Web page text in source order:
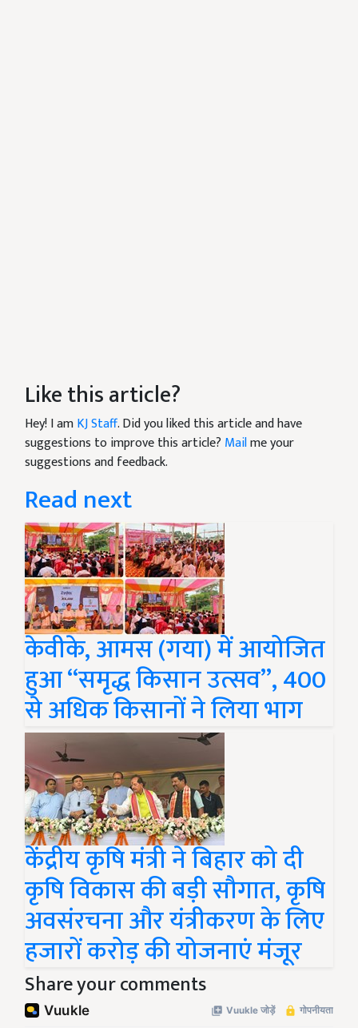
Like this article?
Hey! I amKJ Staff. Did you liked this article and have
suggestions to improve this article? Mailme your
suggestions and feedback.
Read next
केवीके, आमस (गया) में आयोजित
हुआ “समृद्ध किसान उत्सव”, 400
से अधिक किसानों ने लिया भाग
केंद्रीय कृषि मंत्री ने बिहार को दी
कृषि विकास की बड़ी सौगात, कृषि
अवसंरचना और यंत्रीकरण के लिए
हजारों करोड़ की योजनाएं मंजूर
Share your comments